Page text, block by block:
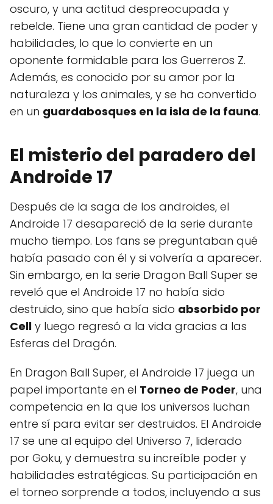
oscuro, y una actitud despreocupada y
rebelde. Tiene una gran cantidad de poder y
habilidades, lo que lo convierte en un
oponente formidable para los Guerreros Z.
Además, es conocido por su amor por la
naturaleza y los animales, y se ha convertido
en un guardabosques en la isla de la fauna.
El misterio del paradero del
Androide 17
Después de la saga de los androides, el
Androide 17 desapareció de la serie durante
mucho tiempo. Los fans se preguntaban qué
había pasado con él y si volvería a aparecer.
Sin embargo, en la serie Dragon Ball Super se
reveló que el Androide 17 no había sido
destruido, sino que había sido absorbido por
Cell y luego regresó a la vida gracias a las
Esferas del Dragón.
En Dragon Ball Super, el Androide 17 juega un
papel importante en el Torneo de Poder, una
competencia en la que los universos luchan
entre sí para evitar ser destruidos. El Androide
17 se une al equipo del Universo 7, liderado
por Goku, y demuestra su increíble poder y
habilidades estratégicas. Su participación en
el torneo sorprende a todos, incluyendo a sus